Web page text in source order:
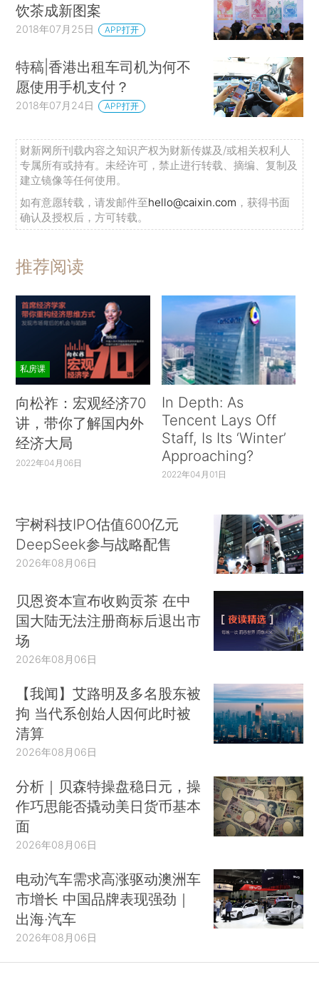
饮茶成新图案
2018年07月25日 APP打开
特稿|香港出租车司机为何不
愿使用手机支付？
2018年07月24日 APP打开
财新网所刊载内容之知识产权为财新传媒及/或相关权利人
专属所有或持有。未经许可，禁止进行转载、摘编、复制及
建立镜像等任何使用。
如有意愿转载，请发邮件至hello@caixin.com ，获得书面
确认及授权后，方可转载。
推荐阅读
私房课
向松祚：宏观经济70
讲，带你了解国内外
经济大局
2022年04月06日
In Depth: As
Tencent Lays Off
Staff, Is Its ‘Winter’
Approaching?
2022年04月01日
宇树科技IPO估值600亿元
DeepSeek参与战略配售
2026年08月06日
贝恩资本宣布收购贡茶 在中
国大陆无法注册商标后退出市
场
2026年08月06日
【我闻】艾路明及多名股东被
拘 当代系创始人因何此时被
清算
2026年08月06日
分析｜贝森特操盘稳日元，操
作巧思能否撬动美日货币基本
面
2026年08月06日
电动汽车需求高涨驱动澳洲车
市增长 中国品牌表现强劲｜
出海·汽车
2026年08月06日